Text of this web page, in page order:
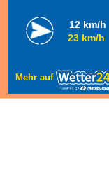
Mehr auf
12 km/h
23 km/h